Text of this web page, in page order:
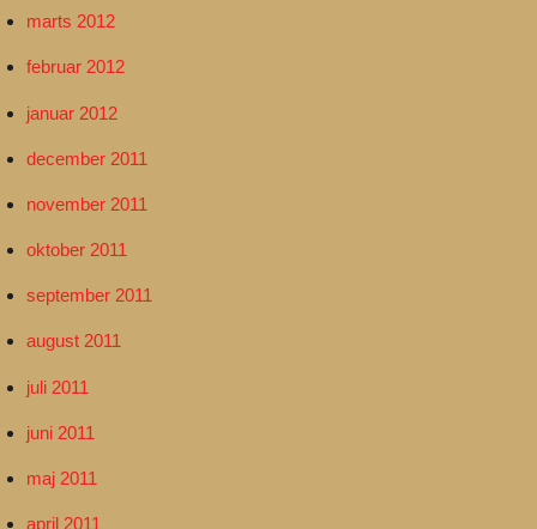
marts 2012
februar 2012
januar 2012
december 2011
november 2011
oktober 2011
september 2011
august 2011
juli 2011
juni 2011
maj 2011
april 2011